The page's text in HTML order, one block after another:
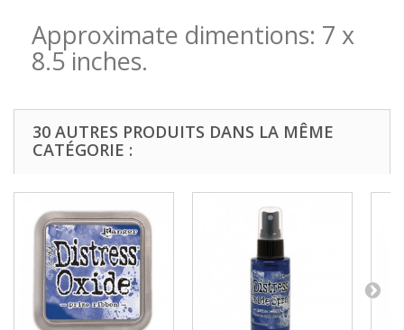
Approximate dimentions: 7 x
8.5 inches.
30 AUTRES PRODUITS DANS LA MÊME
CATÉGORIE :